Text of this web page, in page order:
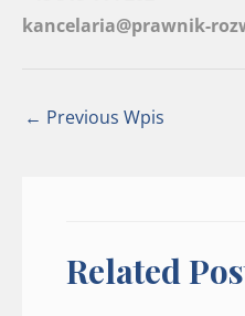
kancelaria@prawnik-
← Previous Wpis
Related